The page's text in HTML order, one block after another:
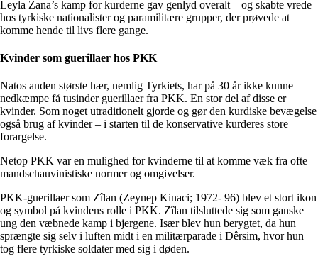
Leyla Zana’s kamp for kurderne gav genlyd overalt – og skabte vrede
hos tyrkiske nationalister og paramilitære grupper, der prøvede at
komme hende til livs flere gange.
Kvinder som guerillaer hos PKK
Natos anden største hær, nemlig Tyrkiets, har på 30 år ikke kunne
nedkæmpe få tusinder guerillaer fra PKK. En stor del af disse er
kvinder. Som noget utraditionelt gjorde og gør den kurdiske bevægelse
også brug af kvinder – i starten til de konservative kurderes store
forargelse.
Netop PKK var en mulighed for kvinderne til at komme væk fra ofte
mandschauvinistiske normer og omgivelser.
PKK-guerillaer som Zîlan (Zeynep Kinaci; 1972- 96) blev et stort ikon
og symbol på kvindens rolle i PKK. Zîlan tilsluttede sig som ganske
ung den væbnede kamp i bjergene. Især blev hun berygtet, da hun
sprængte sig selv i luften midt i en militærparade i Dêrsim, hvor hun
tog flere tyrkiske soldater med sig i døden.